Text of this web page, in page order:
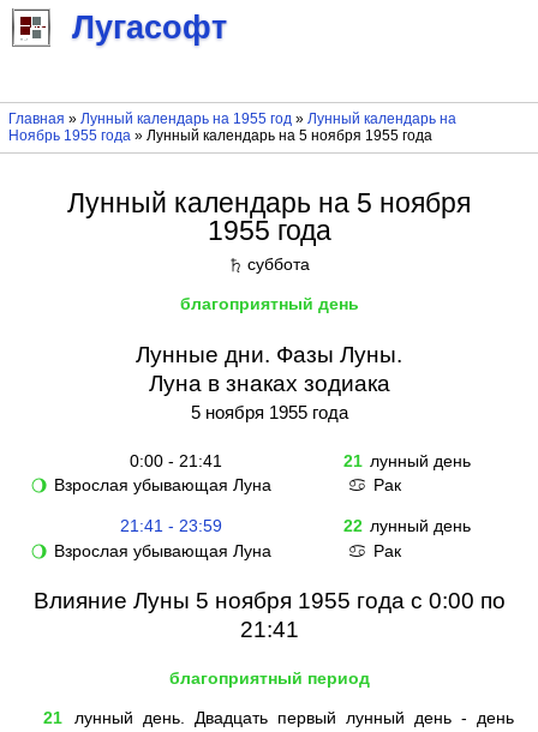
Лугасофт
Главная » Лунный календарь на 1955 год» Лунный календарь на
Ноябрь 1955 года» Лунный календарь на 5 ноября 1955 года
Лунный календарь на 5 ноября
1955 года
♄ суббота
благоприятный день
Лунные дни. Фазы Луны.
Луна в знаках зодиака
5 ноября 1955 года
0:00 - 21:41 21 лунный день
🌖 Взрослая убывающая Луна ♋ Рак
21:41 - 23:59 22 лунный день
🌖 Взрослая убывающая Луна ♋ Рак
Влияние Луны 5 ноября 1955 года с 0:00 по
21:41
благоприятный период
21
лунный день. Двадцать первый лунный день - день